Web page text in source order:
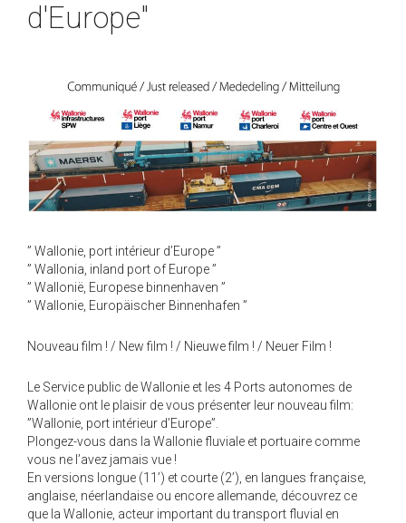
d'Europe"
” Wallonie, port intérieur d’Europe ”
” Wallonia, inland port of Europe ”
” Wallonië, Europese binnenhaven ”
” Wallonie, Europäischer Binnenhafen ”
Nouveau film ! / New film ! / Nieuwe film ! / Neuer Film !
Le Service public de Wallonie et les 4 Ports autonomes de
Wallonie ont le plaisir de vous présenter leur nouveau film:
”Wallonie, port intérieur d’Europe”.
Plongez-vous dans la Wallonie fluviale et portuaire comme
vous ne l’avez jamais vue !
En versions longue (11’) et courte (2’), en langues française,
anglaise, néerlandaise ou encore allemande, découvrez ce
que la Wallonie, acteur important du transport fluvial en